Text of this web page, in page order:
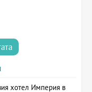
хотел Империя в